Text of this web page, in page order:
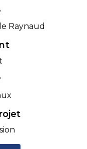
Raynaud